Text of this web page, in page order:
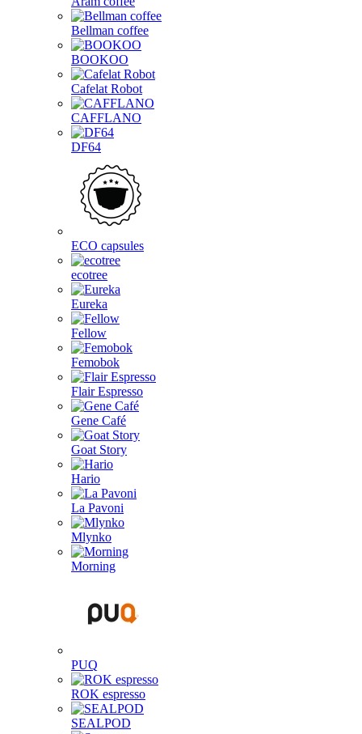
Bellman coffee
BOOKOO
Cafelat Robot
CAFFLANO
DF64
ECO capsules
ecotree
Eureka
Fellow
Femobok
Flair Espresso
Gene Café
Goat Story
Hario
La Pavoni
Mlynko
Morning
PUQ
ROK espresso
SEALPOD